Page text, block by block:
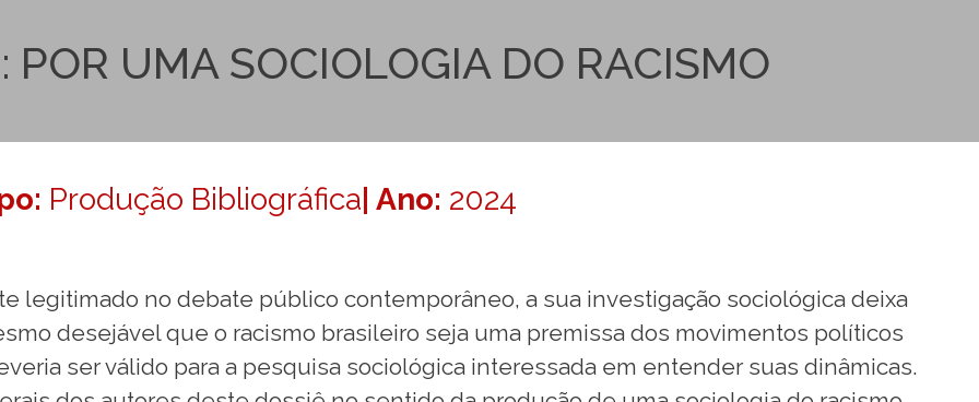
POR UMA SOCIOLOGIA DO RACISMO
Produção Bibliográfica| Ano: 2024
legitimado no debate público contemporâneo, a sua investigação sociológica deixa
desejável que o racismo brasileiro seja uma premissa dos movimentos políticos
ser válido para a pesquisa sociológica interessada em entender suas dinâmicas.